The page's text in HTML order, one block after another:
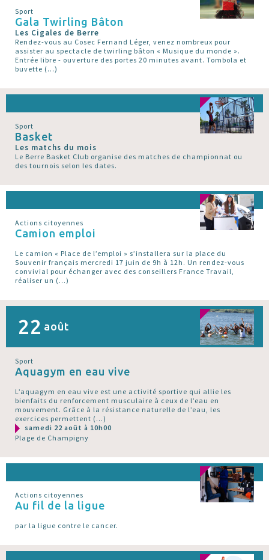
Sport
Gala Twirling Bâton
Les Cigales de Berre
Rendez-vous au Cosec Fernand Léger, venez nombreux pour
assister au spectacle de twirling bâton « Musique du monde ».
Entrée libre - ouverture des portes 20 minutes avant. Tombola et
buvette (…)
Sport
Basket
Les matchs du mois
Le Berre Basket Club organise des matches de championnat ou
des tournois selon les dates.
Actions citoyennes
Camion emploi
Le camion « Place de l’emploi » s’installera sur la place du
Souvenir français mercredi 17 juin de 9h à 12h. Un rendez-vous
convivial pour échanger avec des conseillers France Travail,
réaliser un (…)
22 août
Sport
Aquagym en eau vive
L’aquagym en eau vive est une activité sportive qui allie les
bienfaits du renforcement musculaire à ceux de l’eau en
mouvement. Grâce à la résistance naturelle de l’eau, les
exercices permettent (…)
samedi 22 août à 10h00
Plage de Champigny
Actions citoyennes
Au fil de la ligue
par la ligue contre le cancer.